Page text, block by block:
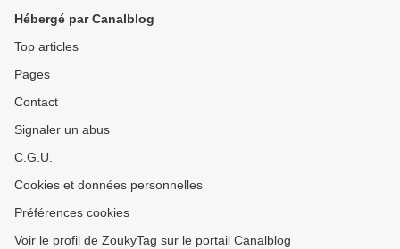
Hébergé par Canalblog
Top articles
Pages
Contact
Signaler un abus
C.G.U.
Cookies et données personnelles
Préférences cookies
Voir le profil de ZoukyTag sur le portail Canalblog